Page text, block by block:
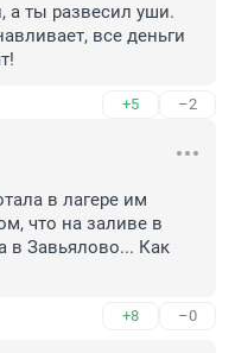
а ты развесил уши.
все деньги
+5 –2
в лагере им
что на заливе в
в Завьялово... Как
+8 –0